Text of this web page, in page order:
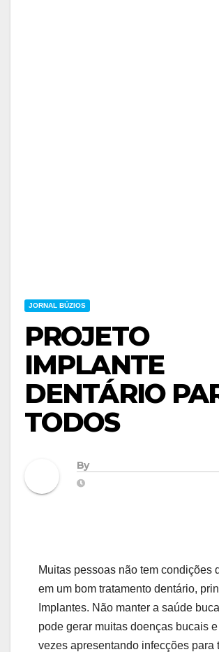
JORNAL BÚZIOS
PROJETO
IMPLANTE
DENTÁRIO
TODOS
By
Muitas pessoas não tem condições
em um bom tratamento dentário,
Implantes. Não manter a saúde
pode gerar muitas doenças bucais
vezes apresentando infecções para